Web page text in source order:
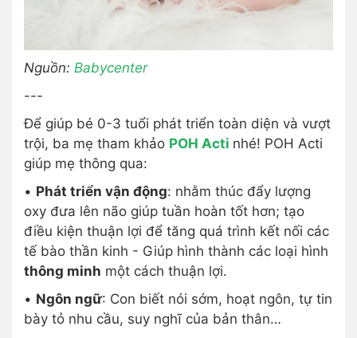
Nguồn: Babycenter
---
Để giúp bé 0-3 tuổi phát triển toàn diện và vượt
trội, ba mẹ tham khảo POH Acti nhé! POH Acti
giúp mẹ thông qua:
• Phát triển vận động: nhằm thúc đẩy lượng
oxy đưa lên não giúp tuần hoàn tốt hơn; tạo
điều kiện thuận lợi để tăng quá trình kết nối các
tế bào thần kinh - Giúp hình thành các loại hình
thông minh một cách thuận lợi.
• Ngôn ngữ: Con biết nói sớm, hoạt ngôn, tự tin
bày tỏ nhu cầu, suy nghĩ của bản thân…